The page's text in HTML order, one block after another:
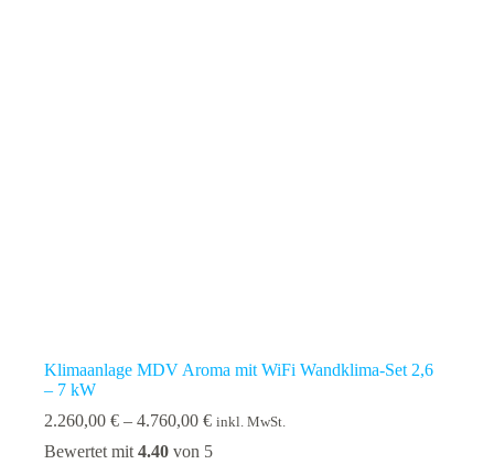
Klimaanlage MDV Aroma mit WiFi Wandklima-Set 2,6
– 7 kW
2.260,00 € – 4.760,00 €Preisspanne:
bis
inkl. MwSt.
Bewertet mit 4.40 von 5